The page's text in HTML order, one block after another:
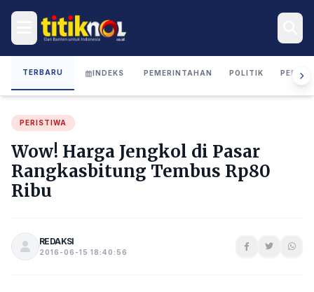
TERBARU INDEKS PEMERINTAHAN POLITIK
PERISTIWA
Wow! Harga Jengkol di Pasar
Rangkasbitung Tembus Rp80
Ribu
REDAKSI
2016-06-15 18:40:56